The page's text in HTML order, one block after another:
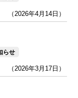
（2026年4月14日）
らせ
（2026年3月17日）